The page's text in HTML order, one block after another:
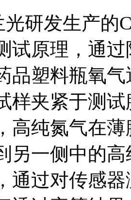
光研发生产的
试原理，通
品塑料瓶氧
样夹紧于测
高纯氮气在
另一侧中的
通过对传感